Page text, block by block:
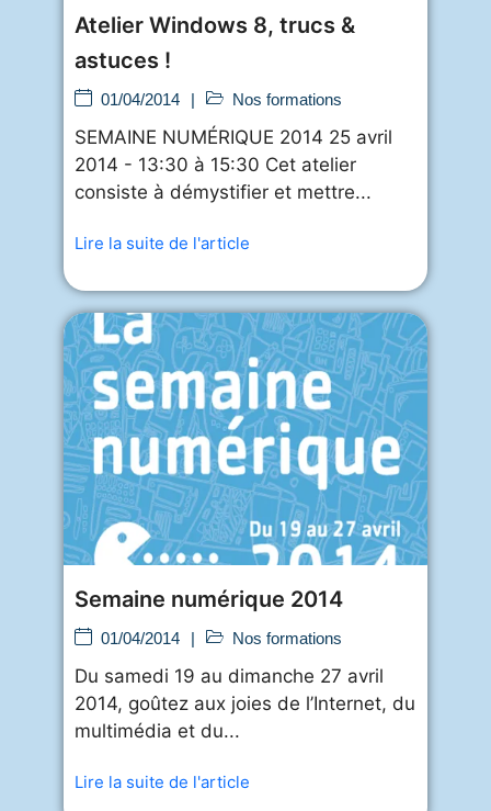
Atelier Windows 8, trucs &
astuces !
01/04/2014 | Nos formations
SEMAINE NUMÉRIQUE 2014 25 avril
2014 - 13:30 à 15:30 Cet atelier
consiste à démystifier et mettre...
Lire la suite de l'article
Semaine numérique 2014
01/04/2014 | Nos formations
Du samedi 19 au dimanche 27 avril
2014, goûtez aux joies de l’Internet, du
multimédia et du...
Lire la suite de l'article